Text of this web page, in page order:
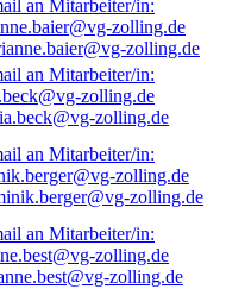
zolling.de
zolling.de
zolling.de
zolling.de